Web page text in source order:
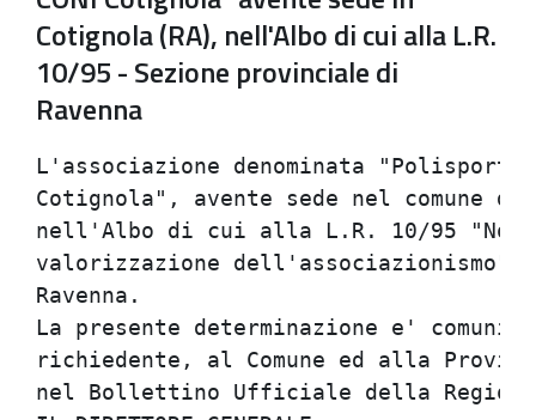
Cotignola (RA), nell'Albo di cui alla L.R.
10/95 - Sezione provinciale di
Ravenna
L'associazione denominata
Cotignola", avente sede nel
nell'Albo di cui alla L.R. 10/
valorizzazione
La presente
richiedente, al Comune ed alla
nel Bollettino Ufficiale